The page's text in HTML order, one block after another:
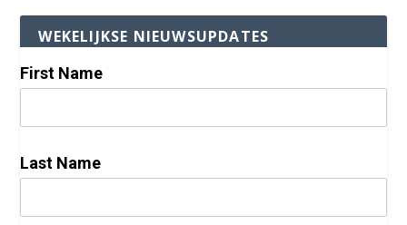
WEKELIJKSE NIEUWSUPDATES
First Name
Last Name